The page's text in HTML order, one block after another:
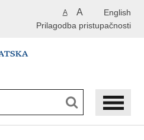
English
A A
Prilagodba pristupačnosti